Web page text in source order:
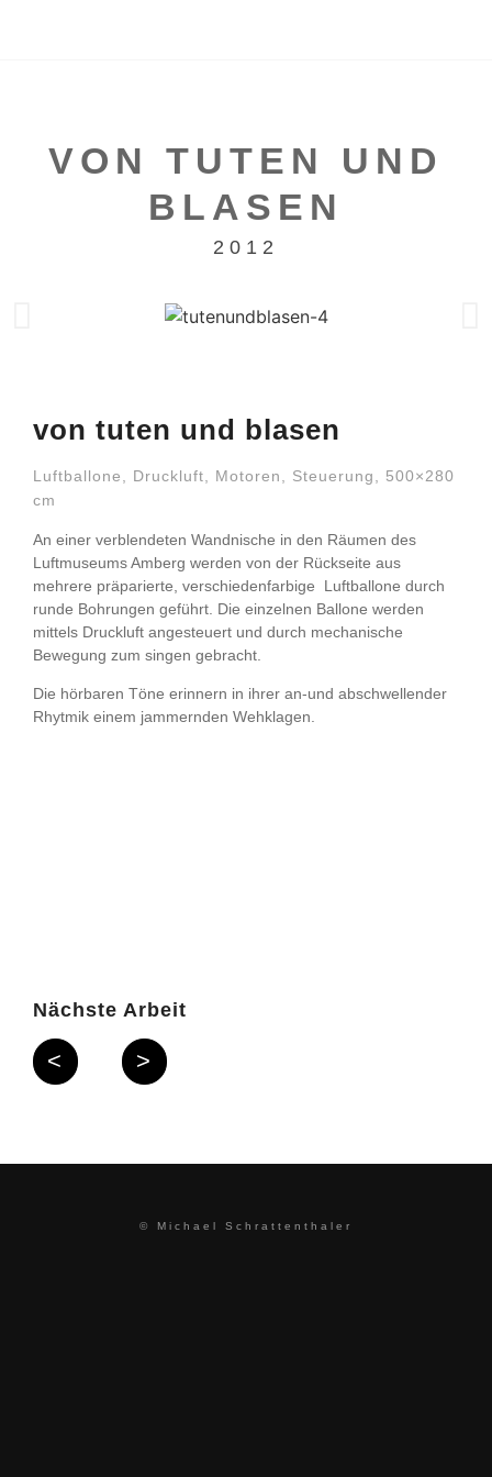
VON TUTEN UND
BLASEN
2012
von tuten und blasen
Luftballone, Druckluft, Motoren, Steuerung, 500×280
cm
An einer verblendeten Wandnische in den Räumen des
Luftmuseums Amberg werden von der Rückseite aus
mehrere präparierte, verschiedenfarbige Luftballone durch
runde Bohrungen geführt. Die einzelnen Ballone werden
mittels Druckluft angesteuert und durch mechanische
Bewegung zum singen gebracht.
Die hörbaren Töne erinnern in ihrer an-und abschwellender
Rhytmik einem jammernden Wehklagen.
Nächste Arbeit
< >
© Michael Schrattenthaler